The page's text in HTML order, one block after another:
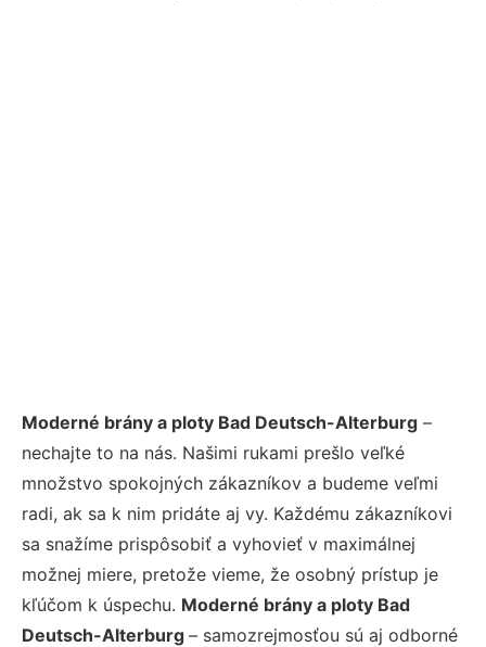
Moderné brány a ploty Bad Deutsch-Alterburg –
nechajte to na nás. Našimi rukami prešlo veľké
množstvo spokojných zákazníkov a budeme veľmi
radi, ak sa k nim pridáte aj vy. Každému zákazníkovi
sa snažíme prispôsobiť a vyhovieť v maximálnej
možnej miere, pretože vieme, že osobný prístup je
kľúčom k úspechu. Moderné brány a ploty Bad
Deutsch-Alterburg – samozrejmosťou sú aj odborné